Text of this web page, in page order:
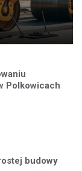
Polkowicach
budowy